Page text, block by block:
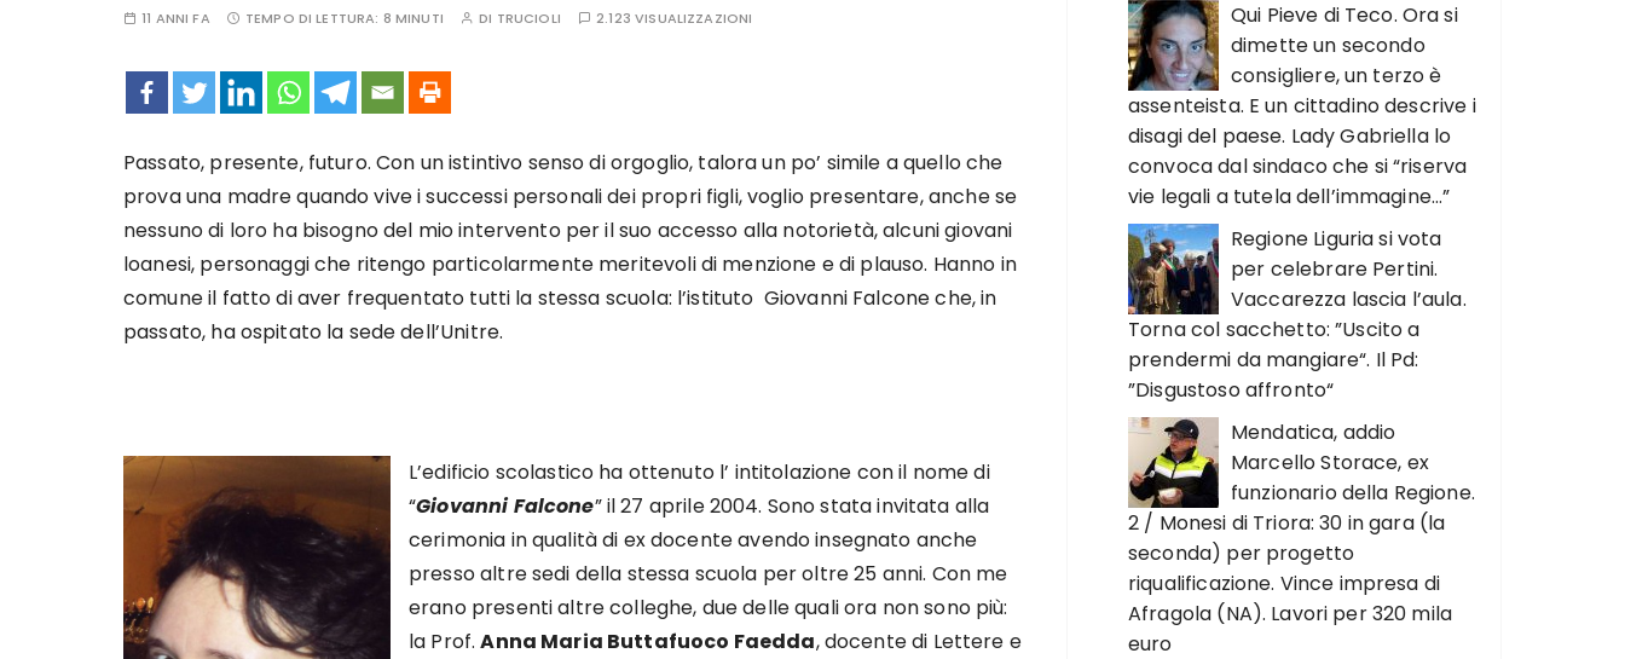
11 ANNI FA TEMPO DI LETTURA: 8 MINUTI DI TRUCIOLI 2.123 VISUALIZZAZIONI
Passato, presente, futuro. Con un istintivo senso di orgoglio, talora un po’ simile a quello che
prova una madre quando vive i successi personali dei propri figli, voglio presentare, anche se
nessuno di loro ha bisogno del mio intervento per il suo accesso alla notorietà, alcuni giovani
loanesi, personaggi che ritengo particolarmente meritevoli di menzione e di plauso. Hanno in
comune il fatto di aver frequentato tutti la stessa scuola: l’istituto Giovanni Falcone che, in
passato, ha ospitato la sede dell’Unitre.
L’edificio scolastico ha ottenuto l’ intitolazione con il nome di
“Giovanni Falcone” il 27 aprile 2004. Sono stata invitata alla
cerimonia in qualità di ex docente avendo insegnato anche
presso altre sedi della stessa scuola per oltre 25 anni. Con me
erano presenti altre colleghe, due delle quali ora non sono più:
la Prof.Anna Maria Buttafuoco Faedda, docente di Lettere e
Qui Pieve di Teco. Ora si
dimette un secondo
consigliere, un terzo è
assenteista. E un cittadino descrive i
disagi del paese. Lady Gabriella lo
convoca dal sindaco che si “riserva
vie legali a tutela dell’immagine…”
Regione Liguria si vota
per celebrare Pertini.
Vaccarezza lascia l’aula.
Torna col sacchetto: ”Uscito a
prendermi da mangiare“. Il Pd:
”Disgustoso affronto“
Mendatica, addio
Marcello Storace, ex
funzionario della Regione.
2 / Monesi di Triora: 30 in gara (la
seconda) per progetto
riqualificazione. Vince impresa di
Afragola (NA). Lavori per 320 mila
euro